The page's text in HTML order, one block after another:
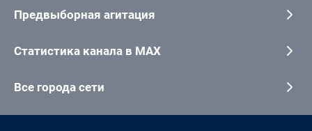
Предвыборная агитация
Статистика канала в MAX
Все города сети